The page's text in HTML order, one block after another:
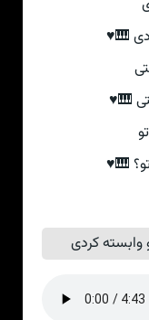
🎹♥
🎹♥
🎹♥
کردی